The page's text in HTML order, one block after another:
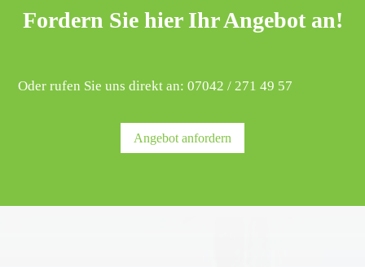
Fordern Sie hier Ihr Angebot an!
Oder rufen Sie uns direkt an: 07042 / 271 49 57
Angebot anfordern